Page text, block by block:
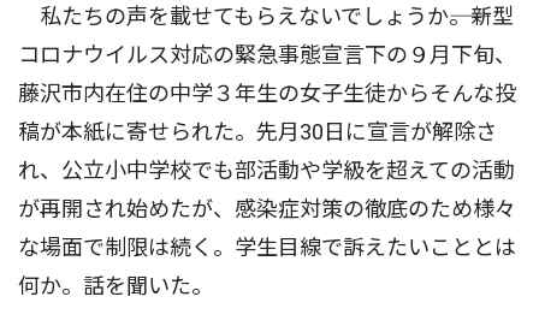
私たちの声を載せてもらえないでしょうか――。新型
コロナウイルス対応の緊急事態宣言下の９月下旬、
藤沢市内在住の中学３年生の女子生徒からそんな投
稿が本紙に寄せられた。先月30日に宣言が解除さ
れ、公立小中学校でも部活動や学級を超えての活動
が再開され始めたが、感染症対策の徹底のため様々
な場面で制限は続く。学生目線で訴えたいこととは
何か。話を聞いた。